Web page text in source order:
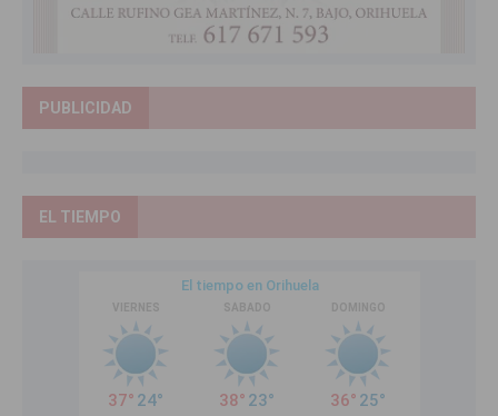
PUBLICIDAD
EL TIEMPO